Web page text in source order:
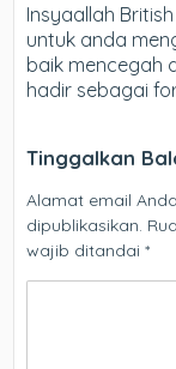
Insyaallah
untuk anda
baik mencegah
hadir sebagai
Tinggalkan
Alamat email
dipublikasikan.
wajib ditandai*